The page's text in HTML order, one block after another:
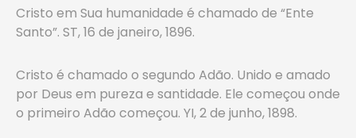
Cristo em Sua humanidade é chamado de “Ente
Santo”. ST, 16 de janeiro, 1896.
Cristo é chamado o segundo Adão. Unido e amado
por Deus em pureza e santidade. Ele começou onde
o primeiro Adão começou. YI, 2 de junho, 1898.